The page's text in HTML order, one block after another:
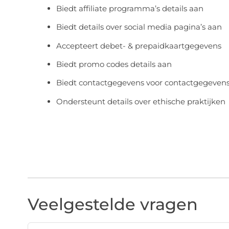
Biedt affiliate programma’s details aan
Biedt details over social media pagina’s aan
Accepteert debet- & prepaidkaartgegevens
Biedt promo codes details aan
Biedt contactgegevens voor
Ondersteunt details over ethische praktijken
Veelgestelde vragen